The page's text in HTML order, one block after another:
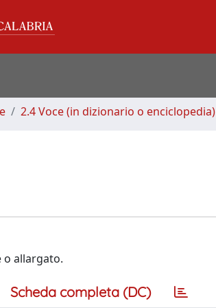
2.4 Voce (in dizionario o enciclopedia)
o allargato.
Scheda completa (DC)